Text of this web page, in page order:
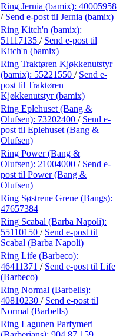
Ring Jernia (bamix): 40005958
/ Send e-post til Jernia (bamix)
Ring Kitch'n (bamix):
51117135 / Send e-post til
Kitch'n (bamix)
Ring Traktøren Kjøkkenutstyr
(bamix): 55221550 / Send e-
post til Traktøren
Kjøkkenutstyr (bamix)
Ring Eplehuset (Bang &
Olufsen): 73202400 / Send e-
post til Eplehuset (Bang &
Olufsen)
Ring Power (Bang &
Olufsen): 21004000 / Send e-
post til Power (Bang &
Olufsen)
Ring Søstrene Grene (Bangs):
47657384
Ring Scabal (Barba Napoli):
55110150 / Send e-post til
Scabal (Barba Napoli)
Ring Life (Barbeco):
46411371 / Send e-post til Life
(Barbeco)
Ring Normal (Barbells):
40810230 / Send e-post til
Normal (Barbells)
Ring Lagunen Parfymeri